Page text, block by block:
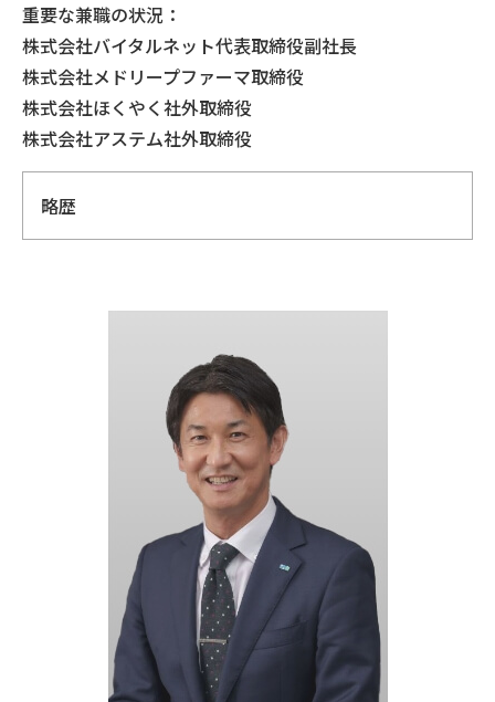
重要な兼職の状況：
株式会社バイタルネット代表取締役副社長
株式会社メドリープファーマ取締役
株式会社ほくやく社外取締役
株式会社アステム社外取締役
略歴